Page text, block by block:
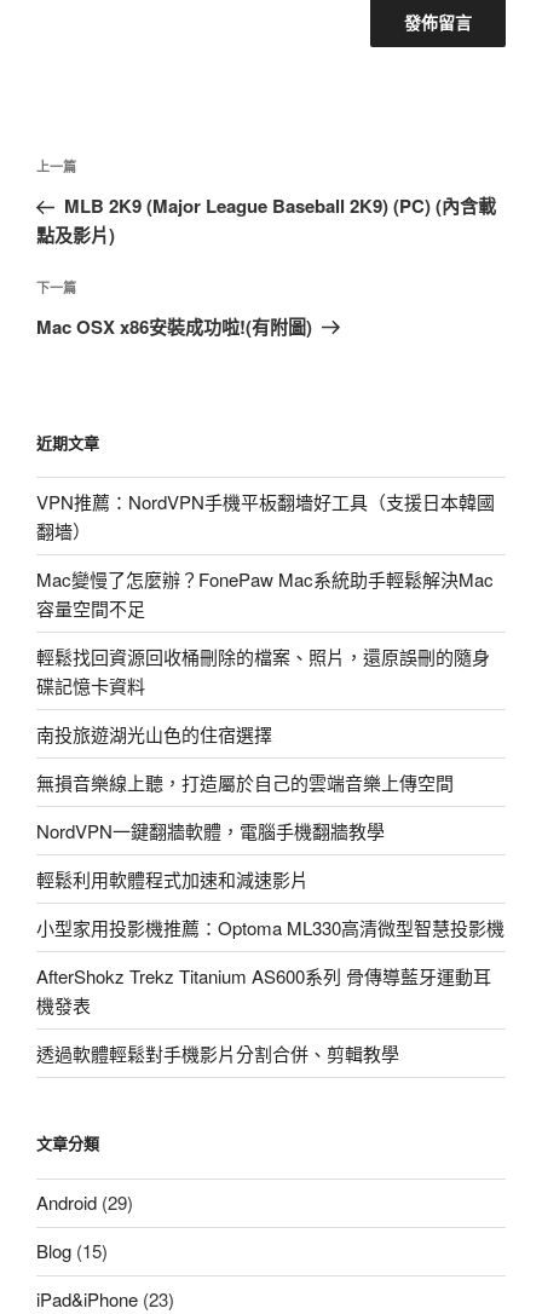
文
導
覽
上
一
篇
章
上一篇
MLB 2K9 (Major League Baseball 2K9) (PC) (內含載
點及影片)
下
一
下一篇
Mac OSX x86安裝成功啦!(有附圖)
近期文章
VPN推薦：NordVPN手機平板翻墻好工具（支援日本韓國
翻墻）
Mac變慢了怎麼辦？FonePaw Mac系統助手輕鬆解決Mac
容量空間不足
輕鬆找回資源回收桶刪除的檔案、照片，還原誤刪的隨身
碟記憶卡資料
南投旅遊湖光山色的住宿選擇
無損音樂線上聽，打造屬於自己的雲端音樂上傳空間
NordVPN一鍵翻牆軟體，電腦手機翻牆教學
輕鬆利用軟體程式加速和減速影片
小型家用投影機推薦：Optoma ML330高清微型智慧投影機
AfterShokz Trekz Titanium AS600系列 骨傳導藍牙運動耳
機發表
透過軟體輕鬆對手機影片分割合併、剪輯教學
文章分類
Android (29)
Blog (15)
iPad&iPhone (23)